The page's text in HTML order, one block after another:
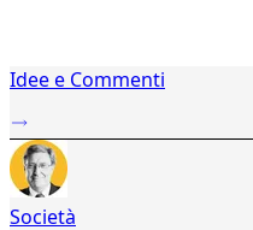
2Idee e Commenti
Società